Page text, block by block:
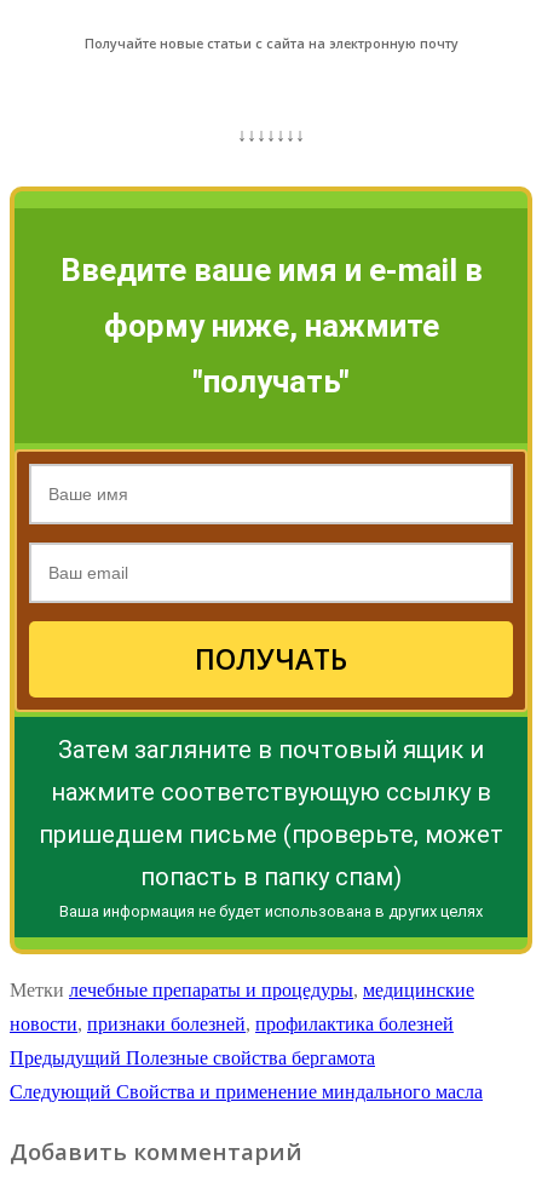
Получайте новые статьи с сайта на электронную почту
↓↓↓↓↓↓↓
Введите ваше имя и e-mail в
форму ниже, нажмите
"получать"
ПОЛУЧАТЬ
Затем загляните в почтовый ящик и
нажмите соответствующую ссылку в
пришедшем письме (проверьте, может
попасть в папку спам)
Ваша информация не будет использована в других целях
Метки лечебные препараты и процедуры, медицинские
новости, признаки болезней, профилактика болезней
Навигация
по
записям
Предыдущий Предыдущая
запись:
Полезные свойства бергамота
Следующий Следующая
Свойства и применение миндального масла
Добавить комментарий